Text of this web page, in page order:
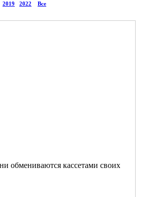
2019 2022 Все
обмениваются кассетами своих